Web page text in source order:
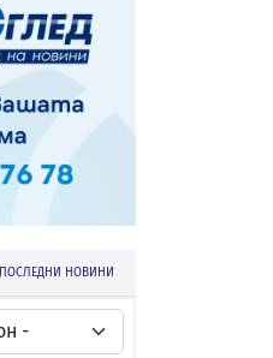
ПОСЛЕДНИ НОВИНИ